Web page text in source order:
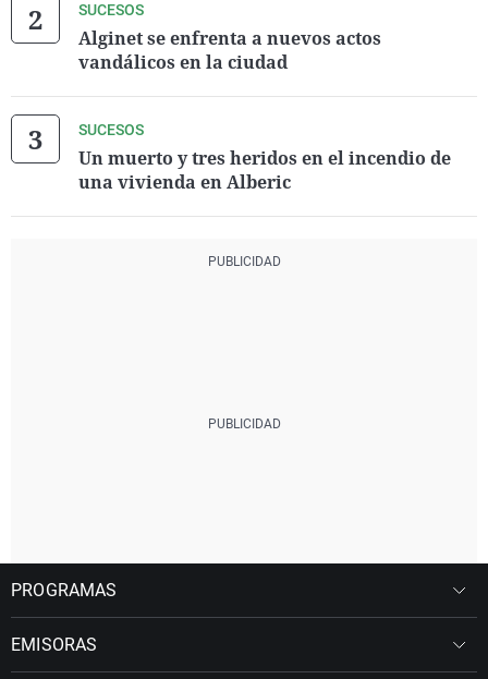
SUCESOS
Alginet se enfrenta a nuevos actos
vandálicos en la ciudad
SUCESOS
Un muerto y tres heridos en el incendio de
una vivienda en Alberic
PROGRAMAS
EMISORAS